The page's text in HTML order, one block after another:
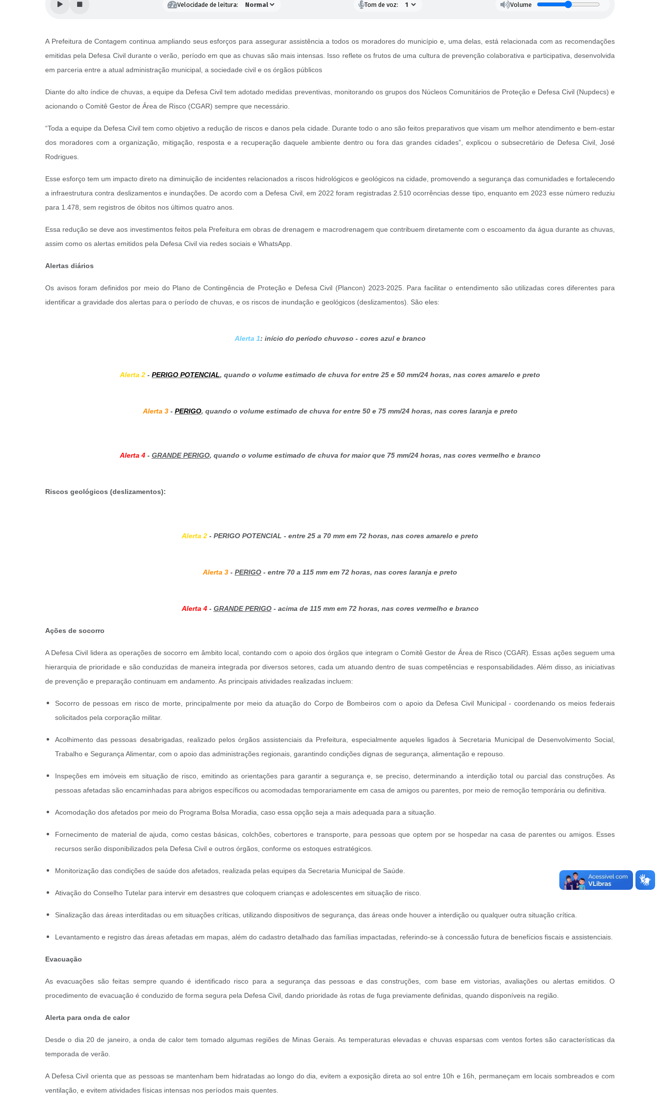
Velocidade de leitura: Tom de voz: Volume
A Prefeitura de Contagem continua ampliando seus esforços para assegurar assistência a todos os moradores do município e, uma delas, está relacionada com as recomendações
emitidas pela Defesa Civil durante o verão, período em que as chuvas são mais intensas. Isso reflete os frutos de uma cultura de prevenção colaborativa e participativa, desenvolvida
em parceria entre a atual administração municipal, a sociedade civil e os órgãos públicos
Diante do alto índice de chuvas, a equipe da Defesa Civil tem adotado medidas preventivas, monitorando os grupos dos Núcleos Comunitários de Proteção e Defesa Civil (Nupdecs) e
acionando o Comitê Gestor de Área de Risco (CGAR) sempre que necessário.
“Toda a equipe da Defesa Civil tem como objetivo a redução de riscos e danos pela cidade. Durante todo o ano são feitos preparativos que visam um melhor atendimento e bem-estar
dos moradores com a organização, mitigação, resposta e a recuperação daquele ambiente dentro ou fora das grandes cidades”, explicou o subsecretário de Defesa Civil, José
Rodrigues.
Esse esforço tem um impacto direto na diminuição de incidentes relacionados a riscos hidrológicos e geológicos na cidade, promovendo a segurança das comunidades e fortalecendo
a infraestrutura contra deslizamentos e inundações. De acordo com a Defesa Civil, em 2022 foram registradas 2.510 ocorrências desse tipo, enquanto em 2023 esse número reduziu
para 1.478, sem registros de óbitos nos últimos quatro anos.
Essa redução se deve aos investimentos feitos pela Prefeitura em obras de drenagem e macrodrenagem que contribuem diretamente com o escoamento da água durante as chuvas,
assim como os alertas emitidos pela Defesa Civil via redes sociais e WhatsApp.
Alertas diários
Os avisos foram definidos por meio do Plano de Contingência de Proteção e Defesa Civil (Plancon) 2023-2025. Para facilitar o entendimento são utilizadas cores diferentes para
identificar a gravidade dos alertas para o período de chuvas, e os riscos de inundação e geológicos (deslizamentos). São eles:
Alerta 1: início do período chuvoso - cores azul e branco
Alerta 2 - PERIGO POTENCIAL, quando o volume estimado de chuva for entre 25 e 50 mm/24 horas, nas cores amarelo e preto
Alerta 3- PERIGO, quando o volume estimado de chuva for entre 50 e 75 mm/24 horas, nas cores laranja e preto
Alerta 4- GRANDE PERIGO, quando o volume estimado de chuva for maior que 75 mm/24 horas, nas cores vermelho e branco
Riscos geológicos (deslizamentos):
Alerta 2 - PERIGO POTENCIAL - entre 25 a 70 mm em 72 horas, nas cores amarelo e preto
Alerta 3 - PERIGO - entre 70 a 115 mm em 72 horas, nas cores laranja e preto
Alerta 4- GRANDE PERIGO- acima de 115 mm em 72 horas, nas cores vermelho e branco
Ações de socorro
A Defesa Civil lidera as operações de socorro em âmbito local, contando com o apoio dos órgãos que integram o Comitê Gestor de Área de Risco (CGAR). Essas ações seguem uma
hierarquia de prioridade e são conduzidas de maneira integrada por diversos setores, cada um atuando dentro de suas competências e responsabilidades. Além disso, as iniciativas
de prevenção e preparação continuam em andamento. As principais atividades realizadas incluem:
Socorro de pessoas em risco de morte, principalmente por meio da atuação do Corpo de Bombeiros com o apoio da Defesa Civil Municipal - coordenando os meios federais
solicitados pela corporação militar.
Acolhimento das pessoas desabrigadas, realizado pelos órgãos assistenciais da Prefeitura, especialmente aqueles ligados à Secretaria Municipal de Desenvolvimento Social,
Trabalho e Segurança Alimentar, com o apoio das administrações regionais, garantindo condições dignas de segurança, alimentação e repouso.
Inspeções em imóveis em situação de risco, emitindo as orientações para garantir a segurança e, se preciso, determinando a interdição total ou parcial das construções. As
pessoas afetadas são encaminhadas para abrigos específicos ou acomodadas temporariamente em casa de amigos ou parentes, por meio de remoção temporária ou definitiva.
Acomodação dos afetados por meio do Programa Bolsa Moradia, caso essa opção seja a mais adequada para a situação.
Fornecimento de material de ajuda, como cestas básicas, colchões, cobertores e transporte, para pessoas que optem por se hospedar na casa de parentes ou amigos. Esses
recursos serão disponibilizados pela Defesa Civil e outros órgãos, conforme os estoques estratégicos.
Monitorização das condições de saúde dos afetados, realizada pelas equipes da Secretaria Municipal de Saúde.
Ativação do Conselho Tutelar para intervir em desastres que coloquem crianças e adolescentes em situação de risco.
Sinalização das áreas interditadas ou em situações críticas, utilizando dispositivos de segurança, das áreas onde houver a interdição ou qualquer outra situação crítica.
Levantamento e registro das áreas afetadas em mapas, além do cadastro detalhado das famílias impactadas, referindo-se à concessão futura de benefícios fiscais e assistenciais.
Evacuação
As evacuações são feitas sempre quando é identificado risco para a segurança das pessoas e das construções, com base em vistorias, avaliações ou alertas emitidos. O
procedimento de evacuação é conduzido de forma segura pela Defesa Civil, dando prioridade às rotas de fuga previamente definidas, quando disponíveis na região.
Alerta para onda de calor
Desde o dia 20 de janeiro, a onda de calor tem tomado algumas regiões de Minas Gerais. As temperaturas elevadas e chuvas esparsas com ventos fortes são características da
temporada de verão.
A Defesa Civil orienta que as pessoas se mantenham bem hidratadas ao longo do dia, evitem a exposição direta ao sol entre 10h e 16h, permaneçam em locais sombreados e com
ventilação, e evitem atividades físicas intensas nos períodos mais quentes.